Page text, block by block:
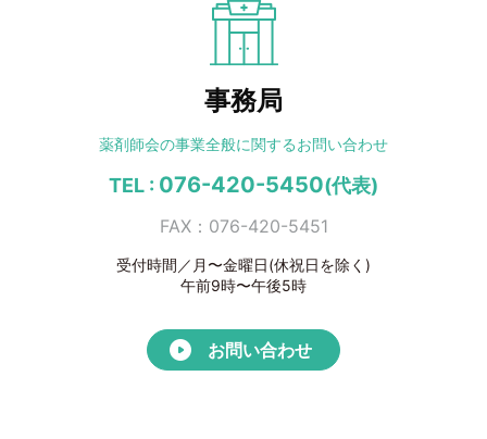
事務局
薬剤師会の事業全般に関するお問い合わせ
TEL : 076-420-5450(代表)
FAX：076-420-5451
受付時間／月〜金曜日(休祝日を除く)
午前9時〜午後5時
お問い合わせ